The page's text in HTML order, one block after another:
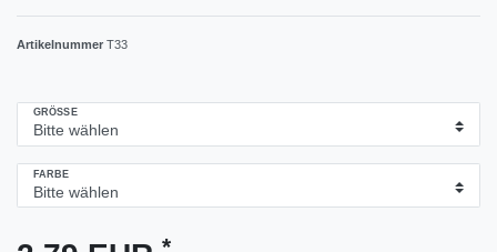
Artikelnummer T33
GRÖSSE
FARBE
*